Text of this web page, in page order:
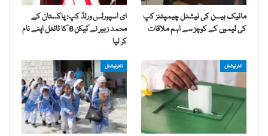
مائیک ہیسن کی نیشنل چیمپئنز کپ
کی ٹیموں کے کوچز سے اہم ملاقات
ای اسپورٹس ورلڈ کپ: پاکستان کے
محمد زبیر نے’ٹیکن 8‘کا ٹائٹل اپنے نام
کر لیا
انٹرنیشنل انٹرنیشنل